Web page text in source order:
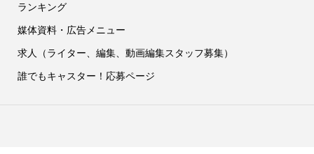
ランキング
媒体資料・広告メニュー
求人（ライター、編集、動画編集スタッフ募集）
誰でもキャスター！応募ページ